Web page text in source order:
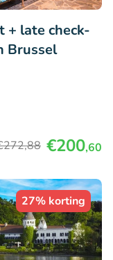
+ late check-
Brussel
,88 €200,60
27% korting